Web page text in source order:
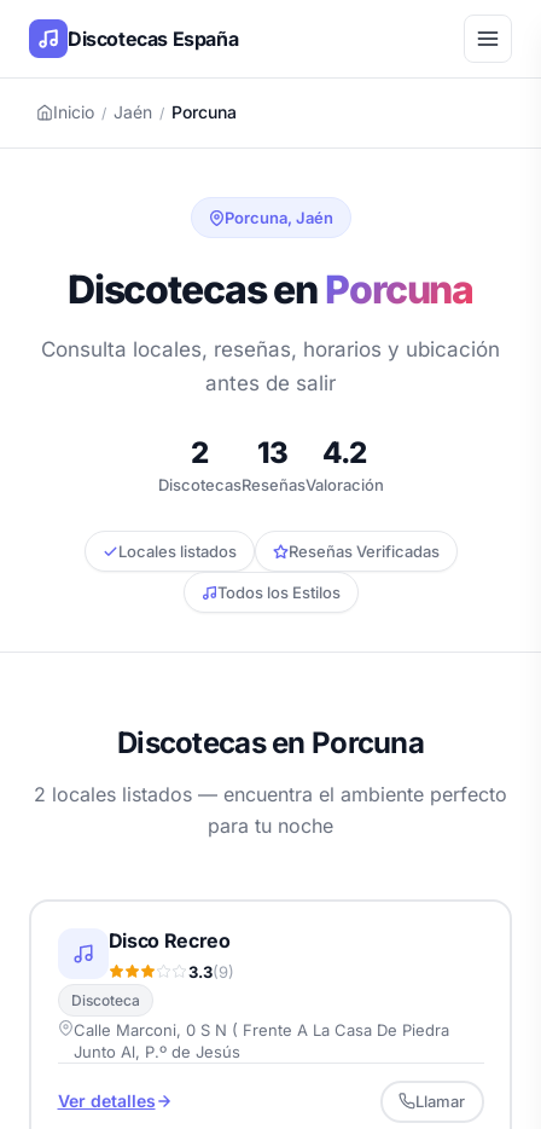
Discotecas España
Inicio / Jaén / Porcuna
Porcuna, Jaén
Discotecas enPorcuna
Consulta locales, reseñas, horarios y ubicación
antes de salir
2
Discotecas
13
Reseñas
4.2
Valoración
Locales listados Reseñas Verificadas
Todos los Estilos
Discotecas en Porcuna
2 locales listados — encuentra el ambiente perfecto
para tu noche
Disco Recreo
3.3(9)
Discoteca
Calle Marconi, 0 S N ( Frente A La Casa De Piedra
Junto Al, P.º de Jesús
Ver detalles Llamar